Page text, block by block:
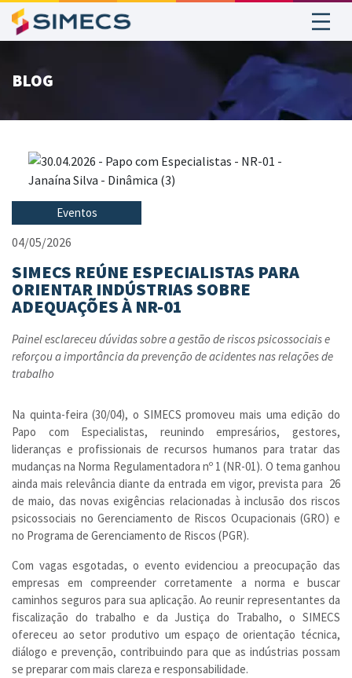
BLOG
Eventos
04/05/2026
SIMECS REÚNE ESPECIALISTAS PARA
ORIENTAR INDÚSTRIAS SOBRE
ADEQUAÇÕES À NR-01
Painel esclareceu dúvidas sobre a gestão de riscos psicossociais e
reforçou a importância da prevenção de acidentes nas relações de
trabalho
Na quinta-feira (30/04), o SIMECS promoveu mais uma edição do
Papo com Especialistas, reunindo empresários, gestores,
lideranças e profissionais de recursos humanos para tratar das
mudanças na Norma Regulamentadora nº 1 (NR-01). O tema ganhou
ainda mais relevância diante da entrada em vigor, prevista para 26
de maio, das novas exigências relacionadas à inclusão dos riscos
psicossociais no Gerenciamento de Riscos Ocupacionais (GRO) e
no Programa de Gerenciamento de Riscos (PGR).
Com vagas esgotadas, o evento evidenciou a preocupação das
empresas em compreender corretamente a norma e buscar
caminhos seguros para sua aplicação. Ao reunir representantes da
fiscalização do trabalho e da Justiça do Trabalho, o SIMECS
ofereceu ao setor produtivo um espaço de orientação técnica,
diálogo e prevenção, contribuindo para que as indústrias possam
se preparar com mais clareza e responsabilidade.